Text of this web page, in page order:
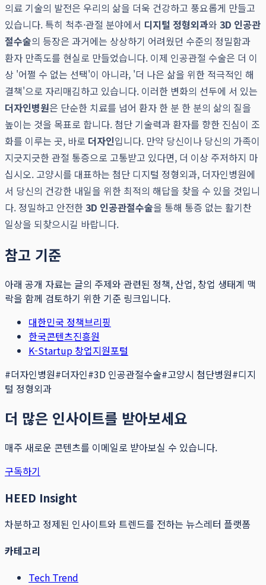
의료 기술의 발전은 우리의 삶을 더욱 건강하고 풍요롭게 만들고
있습니다. 특히 척추·관절 분야에서 디지털 정형외과와 3D 인공관
절수술의 등장은 과거에는 상상하기 어려웠던 수준의 정밀함과
환자 만족도를 현실로 만들었습니다. 이제 인공관절 수술은 더 이
상 '어쩔 수 없는 선택'이 아니라, '더 나은 삶을 위한 적극적인 해
결책'으로 자리매김하고 있습니다. 이러한 변화의 선두에 서 있는
더자인병원은 단순한 치료를 넘어 환자 한 분 한 분의 삶의 질을
높이는 것을 목표로 합니다. 첨단 기술력과 환자를 향한 진심이 조
화를 이루는 곳, 바로 더자인입니다. 만약 당신이나 당신의 가족이
지긋지긋한 관절 통증으로 고통받고 있다면, 더 이상 주저하지 마
십시오. 고양시를 대표하는 첨단 디지털 정형외과, 더자인병원에
서 당신의 건강한 내일을 위한 최적의 해답을 찾을 수 있을 것입니
다. 정밀하고 안전한3D 인공관절수술을 통해 통증 없는 활기찬
일상을 되찾으시길 바랍니다.
참고 기준
아래 공개 자료는 글의 주제와 관련된 정책, 산업, 창업 생태계 맥
락을 함께 검토하기 위한 기준 링크입니다.
대한민국 정책브리핑
한국콘텐츠진흥원
K-Startup 창업지원포털
#더자인병원#더자인#3D 인공관절수술#고양시 첨단병원#디지
털 정형외과
더 많은 인사이트를 받아보세요
매주 새로운 콘텐츠를 이메일로 받아보실 수 있습니다.
구독하기
HEED Insight
차분하고 정제된 인사이트와 트렌드를 전하는 뉴스레터 플랫폼
카테고리
Tech Trend